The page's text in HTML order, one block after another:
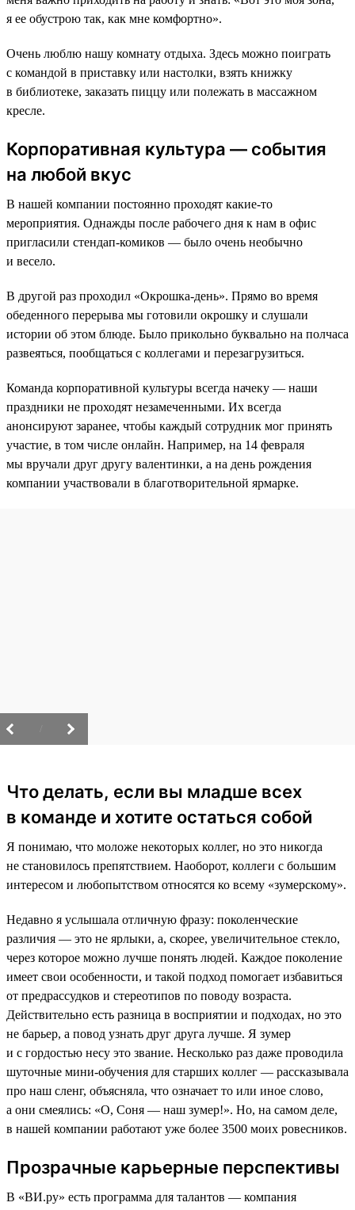
я ее обустрою так, как мне комфортно».
Очень люблю нашу комнату отдыха. Здесь можно поиграть
с командой в приставку или настолки, взять книжку
в библиотеке, заказать пиццу или полежать в массажном
кресле.
Корпоративная культура — события
на любой вкус
В нашей компании постоянно проходят какие-то
мероприятия. Однажды после рабочего дня к нам в офис
пригласили стендап-комиков — было очень необычно
и весело.
В другой раз проходил «Окрошка-день». Прямо во время
обеденного перерыва мы готовили окрошку и слушали
истории об этом блюде. Было прикольно буквально на полчаса
развеяться, пообщаться с коллегами и перезагрузиться.
Команда корпоративной культуры всегда начеку — наши
праздники не проходят незамеченными. Их всегда
анонсируют заранее, чтобы каждый сотрудник мог принять
участие, в том числе онлайн. Например, на 14 февраля
мы вручали друг другу валентинки, а на день рождения
компании участвовали в благотворительной ярмарке.
Что делать, если вы младше всех
в команде и хотите остаться собой
Я понимаю, что моложе некоторых коллег, но это никогда
не становилось препятствием. Наоборот, коллеги с большим
интересом и любопытством относятся ко всему «зумерскому».
Недавно я услышала отличную фразу: поколенческие
различия — это не ярлыки, а, скорее, увеличительное стекло,
через которое можно лучше понять людей. Каждое поколение
имеет свои особенности, и такой подход помогает избавиться
от предрассудков и стереотипов по поводу возраста.
Действительно есть разница в восприятии и подходах, но это
не барьер, а повод узнать друг друга лучше. Я зумер
и с гордостью несу это звание. Несколько раз даже проводила
шуточные мини-обучения для старших коллег — рассказывала
про наш сленг, объясняла, что означает то или иное слово,
а они смеялись: «О, Соня — наш зумер!». Но, на самом деле,
в нашей компании работают уже более 3500 моих ровесников.
Прозрачные карьерные перспективы
В «ВИ.ру» есть программа для талантов — компания